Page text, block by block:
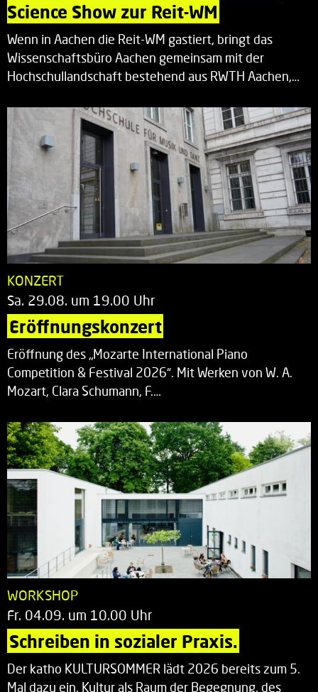
Science Show zur Reit-WM
Wenn in Aachen die Reit-WM gastiert, bringt das
Wissenschaftsbüro Aachen gemeinsam mit der
Hochschullandschaft bestehend aus RWTH Aachen,…
KONZERT
Sa. 29.08. um 19.00 Uhr
Eröffnungskonzert
Eröffnung des „Mozarte International Piano
Competition & Festival 2026“. Mit Werken von W. A.
Mozart, Clara Schumann, F.…
WORKSHOP
Fr. 04.09. um 10.00 Uhr
Schreiben in sozialer Praxis.
Der katho KULTURSOMMER lädt 2026 bereits zum 5.
Mal dazu ein, Kultur als Raum der Begegnung, des